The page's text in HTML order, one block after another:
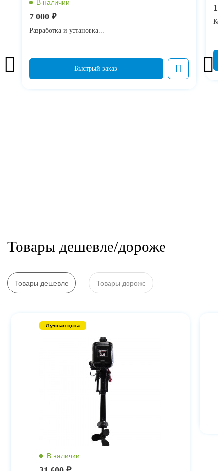
7 000 ₽
Разработка и установка...
Товары дешевле/дороже
Товары дешевле Товары дороже
Лучшая цена